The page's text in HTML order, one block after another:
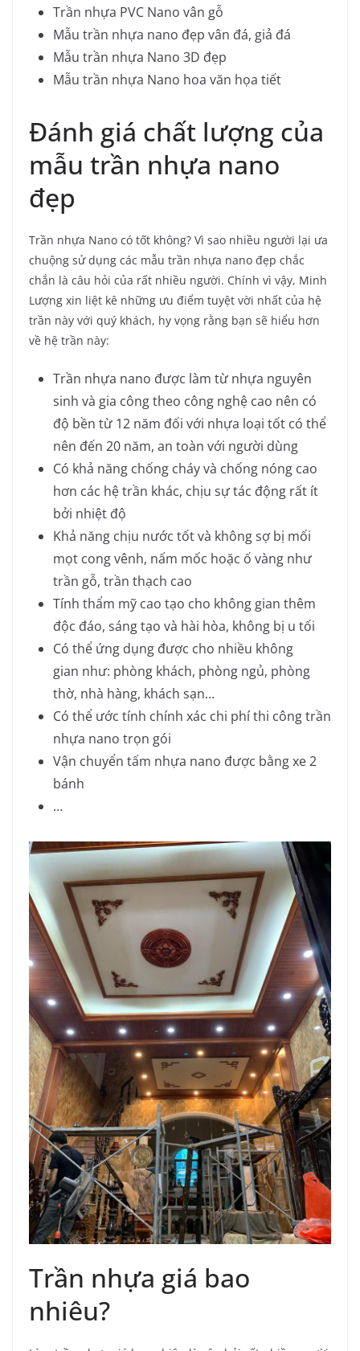
Trần nhựa PVC Nano vân gỗ
Mẫu trần nhựa nano đẹp vân đá, giả đá
Mẫu trần nhựa Nano 3D đẹp
Mẫu trần nhựa Nano hoa văn họa tiết
Đánh giá chất lượng của
mẫu trần nhựa nano
đẹp
Trần nhựa Nano có tốt không? Vì sao nhiều người lại ưa
chuộng sử dụng các mẫu trần nhựa nano đẹp chắc
chắn là câu hỏi của rất nhiều người. Chính vì vậy, Minh
Lượng xin liệt kê những ưu điểm tuyệt vời nhất của hệ
trần này với quý khách, hy vọng rằng bạn sẽ hiểu hơn
về hệ trần này:
Trần nhựa nano được làm từ nhựa nguyên
sinh và gia công theo công nghệ cao nên có
độ bền từ 12 năm đối với nhựa loại tốt có thể
nên đến 20 năm, an toàn với người dùng
Có khả năng chống cháy và chống nóng cao
hơn các hệ trần khác, chịu sự tác động rất ít
bởi nhiệt độ
Khả năng chịu nước tốt và không sợ bị mối
mọt cong vênh, nấm mốc hoặc ố vàng như
trần gỗ, trần thạch cao
Tính thẩm mỹ cao tạo cho không gian thêm
độc đáo, sáng tạo và hài hòa, không bị u tối
Có thể ứng dụng được cho nhiều không
gian như: phòng khách, phòng ngủ, phòng
thờ, nhà hàng, khách sạn…
Có thể ước tính chính xác chi phí thi công trần
nhựa nano trọn gói
Vận chuyển tấm nhựa nano được bằng xe 2
bánh
…
Trần nhựa giá bao
nhiêu?